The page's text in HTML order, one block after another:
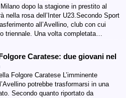
dopo la stagione in prestito al
nella rosa dell’Inter U23.Secondo Sport
all’Avellino, club con cui
triennale. Una volta completata…
Caratese: due giovani nel
Folgore Caratese L’imminente
potrebbe trasformarsi in una
Secondo quanto riportato da